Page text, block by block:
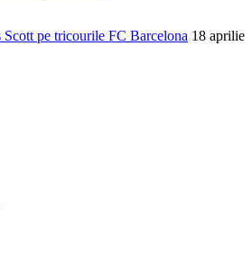
pe tricourile FC Barcelona 18 aprilie